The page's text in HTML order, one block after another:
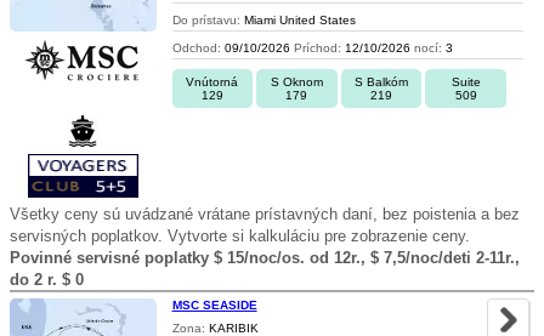
Do prístavu: Miami United States
Odchod: 09/10/2026 Príchod: 12/10/2026 nocí: 3
Vnútorná
129
S Oknom
179
S Balkóm
219
Suite
509
Všetky ceny sú uvádzané vrátane prístavných daní, bez poistenia a bez
servisných poplatkov. Vytvorte si kalkuláciu pre zobrazenie ceny.
Povinné servisné poplatky $ 15/noc/os. od 12r., $ 7,5/noc/deti 2-11r.,
do 2 r. $ 0
MSC SEASIDE
Zona: KARIBIK